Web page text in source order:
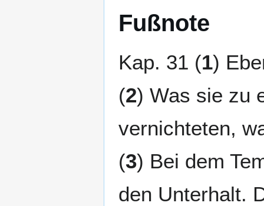
Fußnote
Kap. 31 (1)
(2) Was sie zu
vernichteten,
(3) Bei dem
den Unterhalt.